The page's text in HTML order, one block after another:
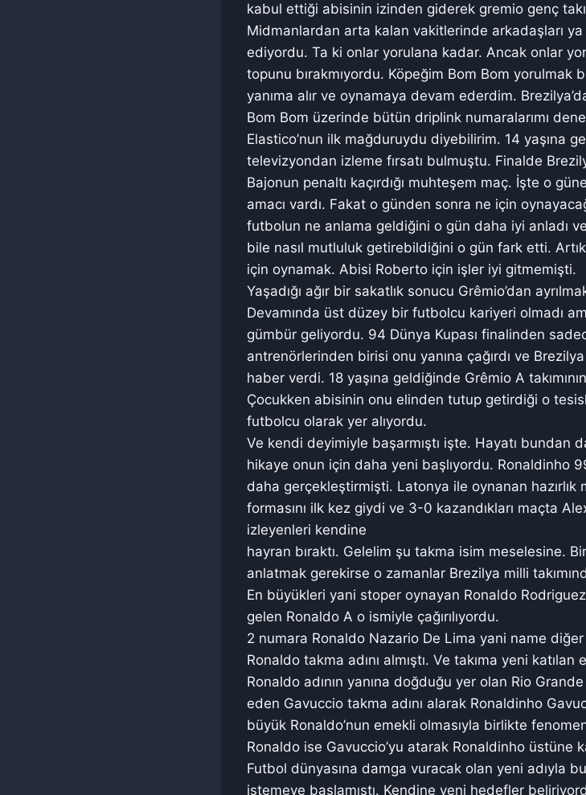
kabul ettiği abisinin izinden giderek gremio genç
Midmanlardan arta kalan vakitlerinde arkadaşları
ediyordu. Ta ki onlar yorulana kadar. Ancak onlar
topunu bırakmıyordu. Köpeğim Bom Bom yorulmak
yanıma alır ve oynamaya devam ederdim.
Bom Bom üzerinde bütün driplink numaralarımı
Elastico’nun ilk mağduruydu diyebilirim. 14 yaşına
televizyondan izleme fırsatı bulmuştu. Finalde
Bajonun penaltı kaçırdığı muhteşem maç. İşte o
amacı vardı. Fakat o günden sonra ne için
futbolun ne anlama geldiğini o gün daha iyi anladı
bile nasıl mutluluk getirebildiğini o gün fark etti.
için oynamak. Abisi Roberto için işler iyi gitmemişti.
Yaşadığı ağır bir sakatlık sonucu Grêmio’dan
Devamında üst düzey bir futbolcu kariyeri olmadı
gümbür geliyordu. 94 Dünya Kupası finalinden
antrenörlerinden birisi onu yanına çağırdı ve Brezilya
haber verdi. 18 yaşına geldiğinde Grêmio A
Çocukken abisinin onu elinden tutup getirdiği o
futbolcu olarak yer alıyordu.
Ve kendi deyimiyle başarmıştı işte. Hayatı bundan
hikaye onun için daha yeni başlıyordu. Ronaldinho
daha gerçekleştirmişti. Latonya ile oynanan hazırlık
formasını ilk kez giydi ve 3-0 kazandıkları maçta
izleyenleri kendine
hayran bıraktı. Gelelim şu takma isim meselesine.
anlatmak gerekirse o zamanlar Brezilya milli
En büyükleri yani stoper oynayan Ronaldo
gelen Ronaldo A o ismiyle çağırılıyordu.
2 numara Ronaldo Nazario De Lima yani name
Ronaldo takma adını almıştı. Ve takıma yeni
Ronaldo adının yanına doğduğu yer olan Rio
eden Gavuccio takma adını alarak Ronaldinho
büyük Ronaldo’nun emekli olmasıyla birlikte
Ronaldo ise Gavuccio’yu atarak Ronaldinho üstüne
Futbol dünyasına damga vuracak olan yeni adıyla
istemeye başlamıştı. Kendine yeni hedefler